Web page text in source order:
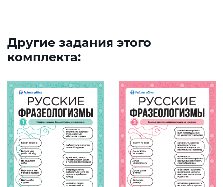
Другие задания этого
комплекта: